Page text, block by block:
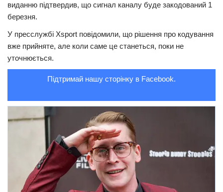
Трагедії
Курйози
Суспільство
Культура
виданню підтвердив, що сигнал каналу буде закодований 1
березня.
У пресслужбі Xsport повідомили, що рішення про кодування
вже прийняте, але коли саме це станеться, поки не
уточнюється.
Підтримай нашу сторінку в Facebook.